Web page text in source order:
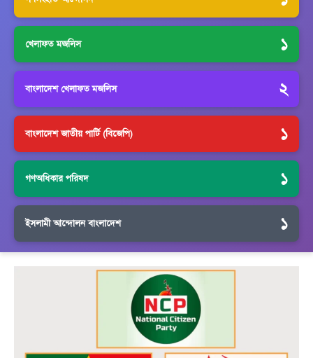
খেলাফত মজলিস ১
বাংলাদেশ খেলাফত মজলিস ২
বাংলাদেশ জাতীয় পার্টি (বিজেপি) ১
গণঅধিকার পরিষদ ১
ইসলামী আন্দোলন বাংলাদেশ ১